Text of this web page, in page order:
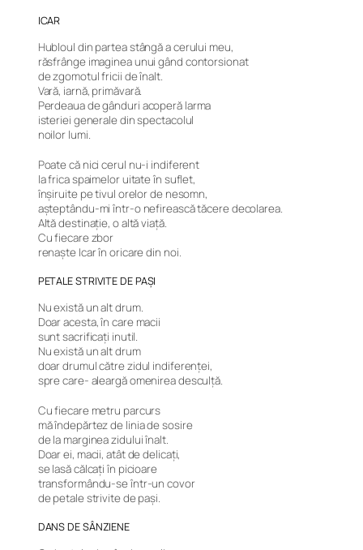
ICAR
Hubloul din partea stângă a cerului meu,
răsfrânge imaginea unui gând contorsionat
de zgomotul fricii de înalt.
Vară, iarnă, primăvară.
Perdeaua de gânduri acoperă larma
isteriei generale din spectacolul
noilor lumi.
Poate că nici cerul nu-i indiferent
la frica spaimelor uitate în suflet,
înșiruite pe tivul orelor de nesomn,
așteptându-mi într-o nefirească tăcere decolarea.
Altă destinație, o altă viață.
Cu fiecare zbor
renaște Icar în oricare din noi.
PETALE STRIVITE DE PAȘI
Nu există un alt drum.
Doar acesta, în care macii
sunt sacrificați inutil.
Nu există un alt drum
doar drumul către zidul indiferenței,
spre care- aleargă omenirea desculță.
Cu fiecare metru parcurs
mă îndepărtez de linia de sosire
de la marginea zidului înalt.
Doar ei, macii, atât de delicați,
se lasă călcați în picioare
transformându-se într-un covor
de petale strivite de pași.
DANS DE SÂNZIENE